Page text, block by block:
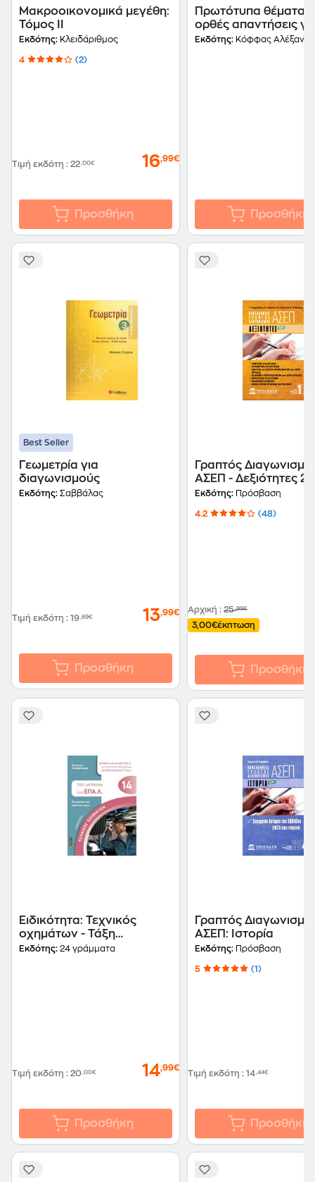
Μακροοικονομικά μεγέθη:
Τόμος ΙI
Εκδότης: Κλειδάριθμος
4 (2)
Τιμή εκδότη : 22,00€ 16,99€
Προσθήκη
Πρωτότυπα θέματα
ορθές απαντήσεις
διαγωνισμό
Εκδότης: Κόφφας
Προσθήκη
Best Seller
Γεωμετρία για
διαγωνισμούς
Εκδότης: Σαββάλας
Τιμή εκδότη : 19,69€ 13,99€
Προσθήκη
Γραπτός
ΑΣΕΠ - Δεξιότητες
Εκδότης: Πρόσβαση
4.2 (48)
Αρχική : 25,99€
3,00€έκπτωση
Προσθήκη
Ειδικότητα: Τεχνικός
οχημάτων - Τάξη
μαθητείας των ΕΠΑ.Λ.
Εκδότης: 24 γράμματα
Τιμή εκδότη : 20,00€ 14,99€
Προσθήκη
Γραπτός
ΑΣΕΠ: Ιστορία
Εκδότης: Πρόσβαση
5 (1)
Τιμή εκδότη : 14,44€
Προσθήκη